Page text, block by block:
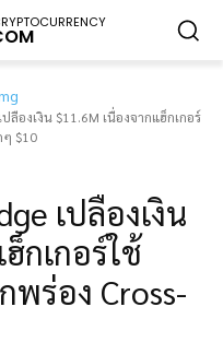
ลืองเงิน $11.6M เนื่องจากแฮ็กเกอร์
ๆ $10
เปลืองเงิน
กเกอร์ใช้
ร่อง Cross-